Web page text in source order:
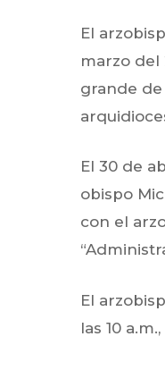
El
marzo del
grande
El 30 de
obispo
con el
El
las 10 a.m.,